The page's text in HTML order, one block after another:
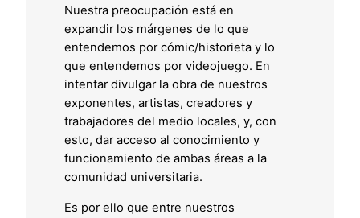
Nuestra preocupación está en
expandir los márgenes de lo que
entendemos por cómic/historieta y lo
que entendemos por videojuego. En
intentar divulgar la obra de nuestros
exponentes, artistas, creadores y
trabajadores del medio locales, y, con
esto, dar acceso al conocimiento y
funcionamiento de ambas áreas a la
comunidad universitaria.
Es por ello que entre nuestros